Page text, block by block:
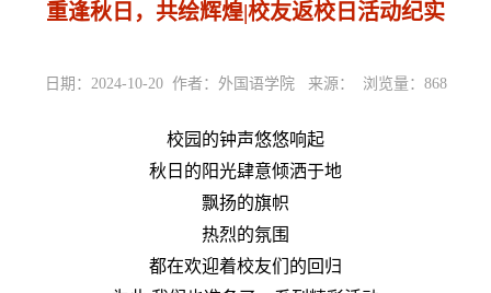
重逢秋日，共绘辉煌|校友返校日活动纪实
日期：2024-10-20 作者：外国语学院 来源： 浏览量： 868
校园的钟声悠悠响起
秋日的阳光肆意倾洒于地
飘扬的旗帜
热烈的氛围
都在欢迎着校友们的回归